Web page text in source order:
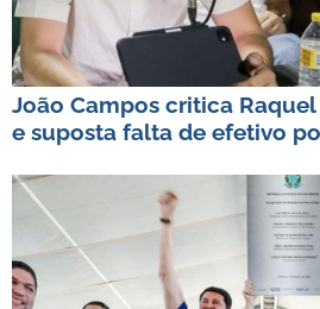
João Campos critica
e suposta falta de efetivo